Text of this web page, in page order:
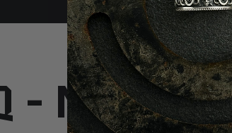
lub zdradę.
Runa boskiego związku i
inspiracji, a także na niezrozumienie lub
Symbol podróży i ruchu w życiu,
W odwróconej pozycji może
Latarnia prawdy i wewnętrznego
ścieżkę w poszukiwaniu powołania w
–